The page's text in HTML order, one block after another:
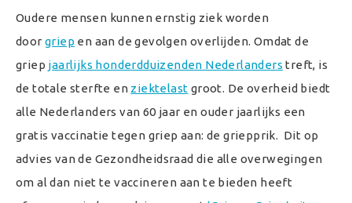
Oudere mensen kunnen ernstig ziek worden
door griep en aan de gevolgen overlijden. Omdat de
griep jaarlijks honderdduizenden Nederlanders treft, is
de totale sterfte en ziektelast groot. De overheid biedt
alle Nederlanders van 60 jaar en ouder jaarlijks een
gratis vaccinatie tegen griep aan: de griepprik. Dit op
advies van de Gezondheidsraad die alle overwegingen
om al dan niet te vaccineren aan te bieden heeft